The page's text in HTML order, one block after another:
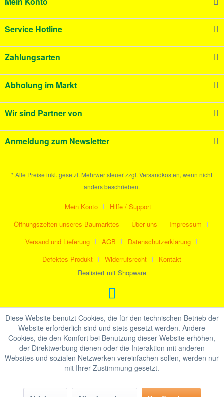
Service Hotline
Zahlungsarten
Abholung im Markt
Wir sind Partner von
Anmeldung zum Newsletter
* Alle Preise inkl. gesetzl. Mehrwertsteuer zzgl. Versandkosten, wenn nicht
anders beschrieben.
Mein Konto
Hilfe / Support
Öffnungszeiten unseres Baumarktes
Über uns
Impressum
Versand und Lieferung
AGB
Datenschutzerklärung
Defektes Produkt
Widerrufsrecht
Kontakt
Realisiert mit Shopware
Diese Website benutzt Cookies, die für den technischen Betrieb der
Website erforderlich sind und stets gesetzt werden. Andere
Cookies, die den Komfort bei Benutzung dieser Website erhöhen,
der Direktwerbung dienen oder die Interaktion mit anderen
Websites und sozialen Netzwerken vereinfachen sollen, werden nur
mit Ihrer Zustimmung gesetzt.